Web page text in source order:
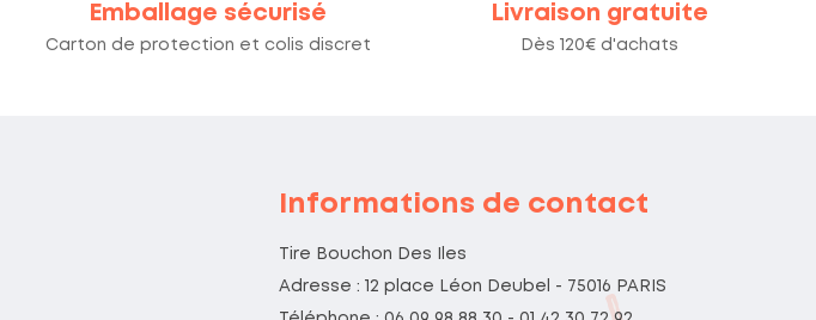
Emballage sécurisé
Carton de protection et colis discret
Livraison gratuite
Dès 120€ d'achats
Informations de contact
Tire Bouchon Des Iles
Adresse : 12 place Léon Deubel - 75016 PARIS